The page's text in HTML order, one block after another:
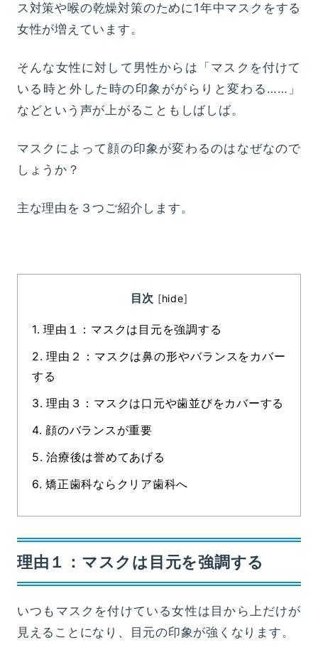
ス対策や喉の乾燥対策のために1年中マスクをする
女性が増えています。
そんな女性に対して男性からは「マスクを付けて
いる時と外した時の印象ががらりと変わる……」
などという声が上がることもしばしば。
マスクによって顔の印象が変わるのはなぜなので
しょうか？
主な理由を３つご紹介します。
目次 [hide]
1. 理由１：マスクは目元を強調する
2. 理由２：マスクは鼻の形やバランスをカバー
する
3. 理由３：マスクは口元や歯並びをカバーする
4. 顔のバランスが重要
5. 治療後は誉めてあげる
6. 矯正歯科ならクリア歯科へ
理由１：マスクは目元を強調する
いつもマスクを付けている女性は目から上だけが
見えることになり、目元の印象が強くなります。